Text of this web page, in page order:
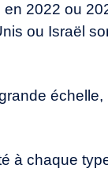
2022 ou
ou Israël
à chaque